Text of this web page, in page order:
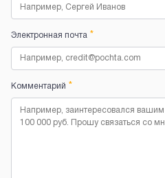
Электронная почта *
Комментарий *